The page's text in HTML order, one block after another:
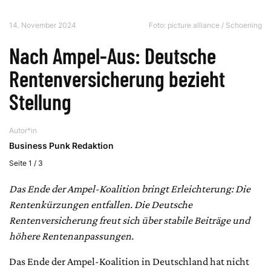
14. November 2024 Foto: picture alliance / Schoening
Nach Ampel-Aus: Deutsche
Rentenversicherung bezieht
Stellung
Autor*in
Business Punk Redaktion
Seite 1 / 3
Das Ende der Ampel-Koalition bringt Erleichterung: Die
Rentenkürzungen entfallen. Die Deutsche
Rentenversicherung freut sich über stabile Beiträge und
höhere Rentenanpassungen.
Das Ende der Ampel-Koalition in Deutschland hat nicht